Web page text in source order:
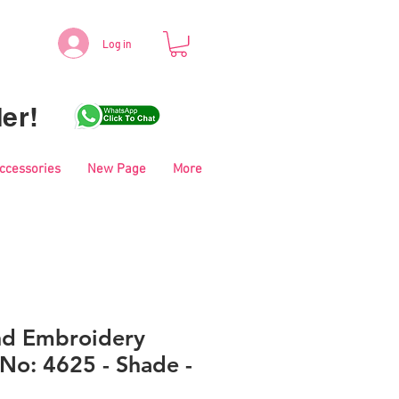
Log in
New Page More
Embroidery
4625 - Shade -